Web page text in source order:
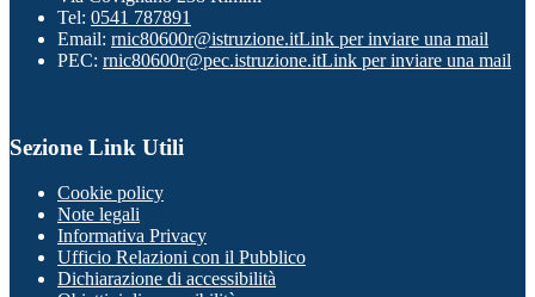
Tel: 0541 787891
Email: rnic80600r@istruzione.itLink per inviare una mail
PEC: rnic80600r@pec.istruzione.itLink per inviare una mail
Sezione Link Utili
Cookie policy
Note legali
Informativa Privacy
Ufficio Relazioni con il Pubblico
Dichiarazione di accessibilità